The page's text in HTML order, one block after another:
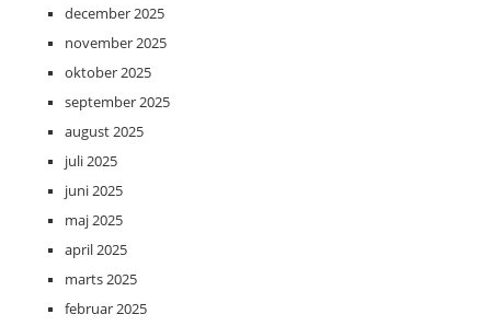
december 2025
november 2025
oktober 2025
september 2025
august 2025
juli 2025
juni 2025
maj 2025
april 2025
marts 2025
februar 2025